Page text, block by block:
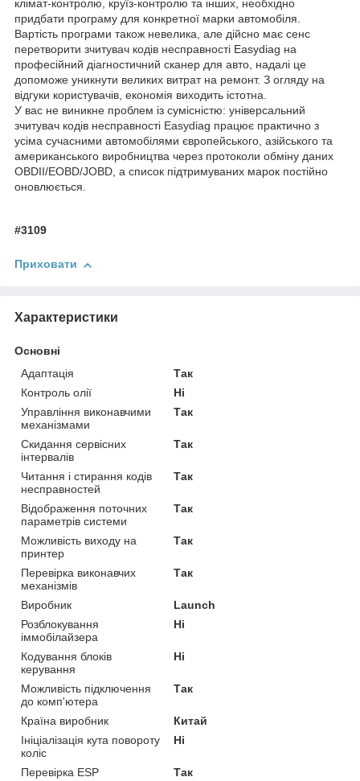
клімат-контролю, круїз-контролю та інших, необхідно
придбати програму для конкретної марки автомобіля.
Вартість програми також невелика, але дійсно має сенс
перетворити зчитувач кодів несправності Easydiag на
професійний діагностичний сканер для авто, надалі це
допоможе уникнути великих витрат на ремонт. З огляду на
відгуки користувачів, економія виходить істотна.
У вас не виникне проблем із сумісністю: універсальний
зчитувач кодів несправності Easydiag працює практично з
усіма сучасними автомобілями європейського, азійського та
американського виробництва через протоколи обміну даних
OBDII/EOBD/JOBD, а список підтримуваних марок постійно
оновлюється.
#3109
Приховати
Характеристики
Основні
Адаптація
Так
Контроль олії
Ні
Управління виконавчими
механізмами
Так
Скидання сервісних
інтервалів
Так
Читання і стирання кодів
несправностей
Так
Відображення поточних
параметрів системи
Так
Можливість виходу на
принтер
Так
Перевірка виконавчих
механізмів
Так
Виробник
Launch
Розблокування
іммобілайзера
Ні
Кодування блоків
керування
Ні
Можливість підключення
до комп'ютера
Так
Країна виробник
Китай
Ініціалізація кута повороту
коліс
Ні
Перевірка ESP Так